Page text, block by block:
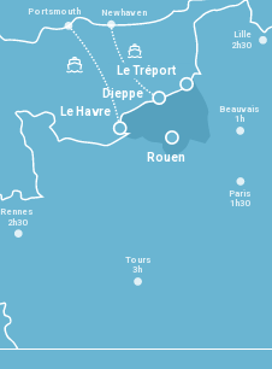
Le Havre
Dieppe
Le Tréport
Rennes
2h30
Tours
3h
Paris
1h30
Beauvais
1h
Lille
2h30
Newhaven
Portsmouth
Rouen